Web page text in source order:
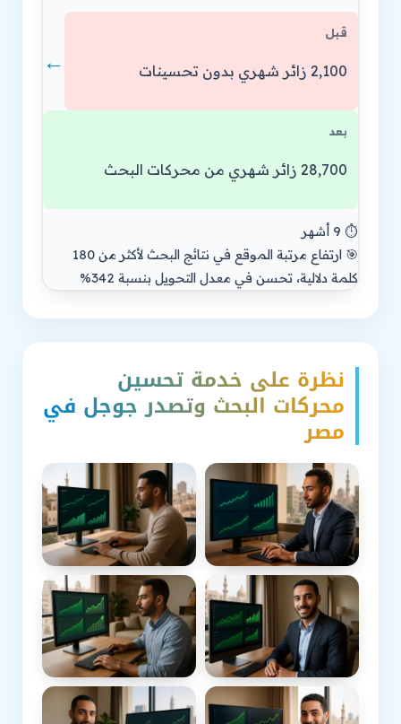
قبل
2,100 زائر شهري بدون تحسينات ←
بعد
28,700 زائر شهري من محركات البحث
⏱️ 9 أشهر
🎯 ارتفاع مرتبة الموقع في نتائج البحث لأكثر من 180
كلمة دلالية، تحسن في معدل التحويل بنسبة 342%
نظرة على خدمة تحسين
محركات البحث وتصدر جوجل في
مصر